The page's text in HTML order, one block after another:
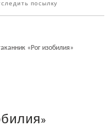
посылку
«Рог изобилия»